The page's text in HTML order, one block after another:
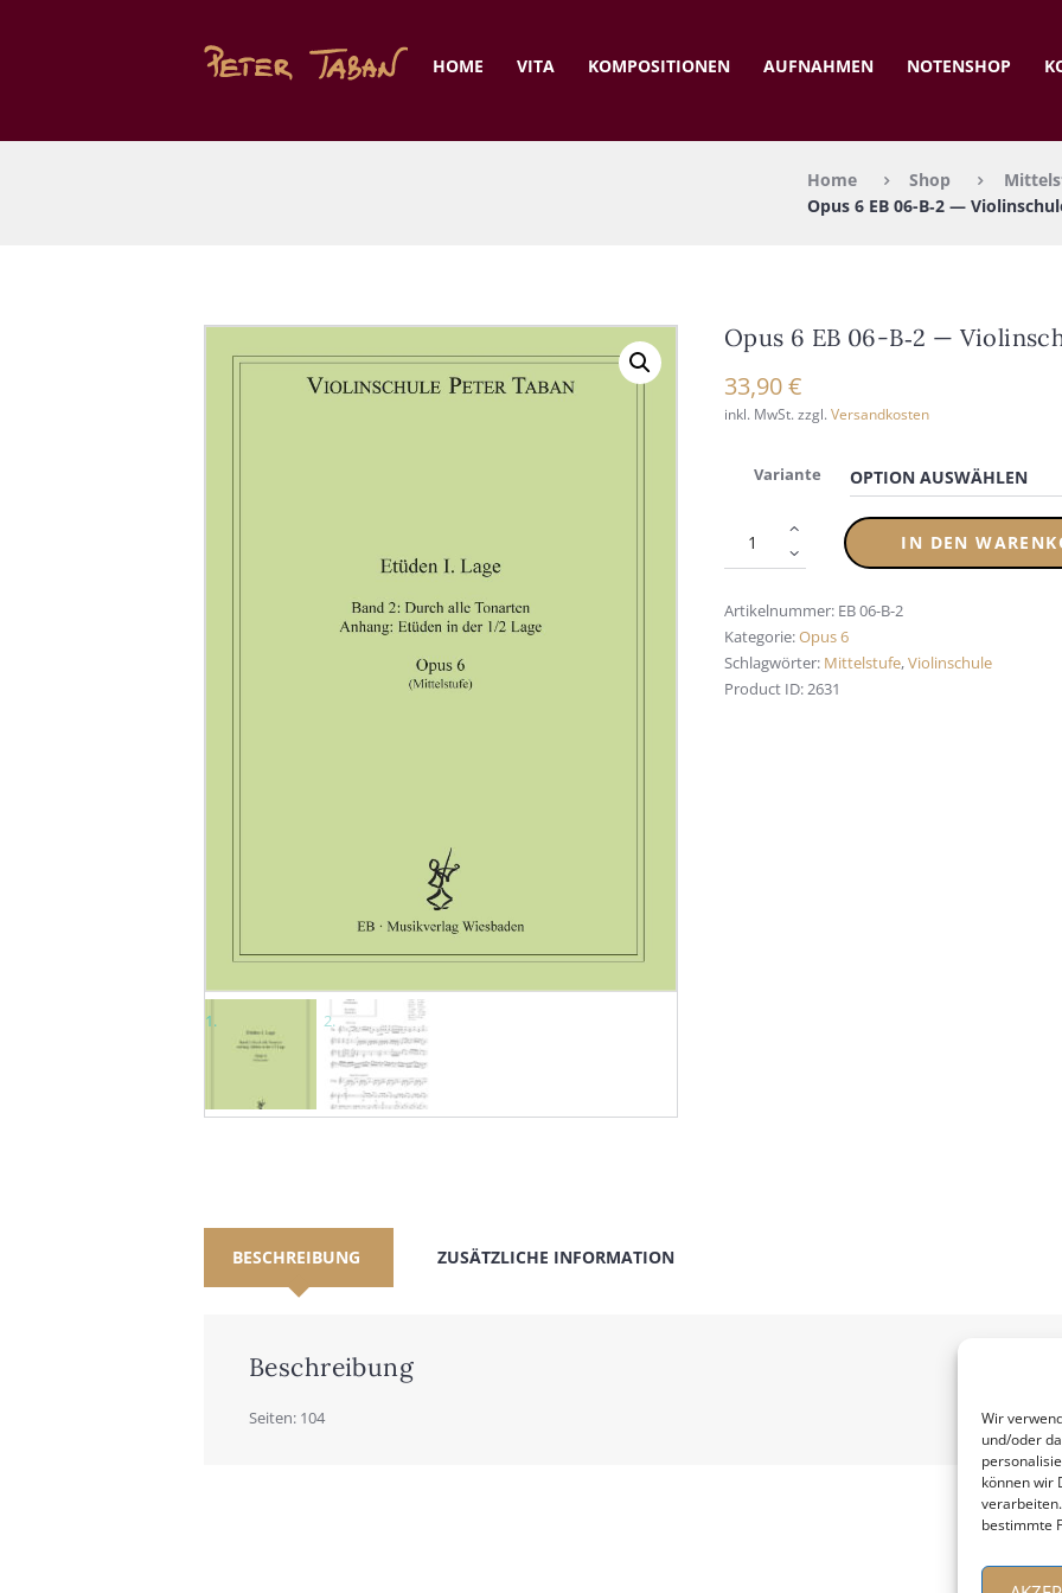
Wir
und/oder
können wir
bestimmte
HOME VITA KOM­PO­SI­TIO­NEN AUF­NAH­MEN NOTEN­SHOP
Home Shop
Opus 6 EB 06-B‑2 —
Opus 6 EB 06-B‑2 —
33,90€
inkl. MwSt. zzgl. Versandkosten
Variante
IN DEN
Artikelnummer: EB 06-B-2
Kategorie:Opus 6
Schlagwörter: Mittelstufe,Violinschule
Product ID:2631
BESCHREIBUNG ZUSÄTZLICHE INFORMATION
Beschreibung
Sei­ten: 104